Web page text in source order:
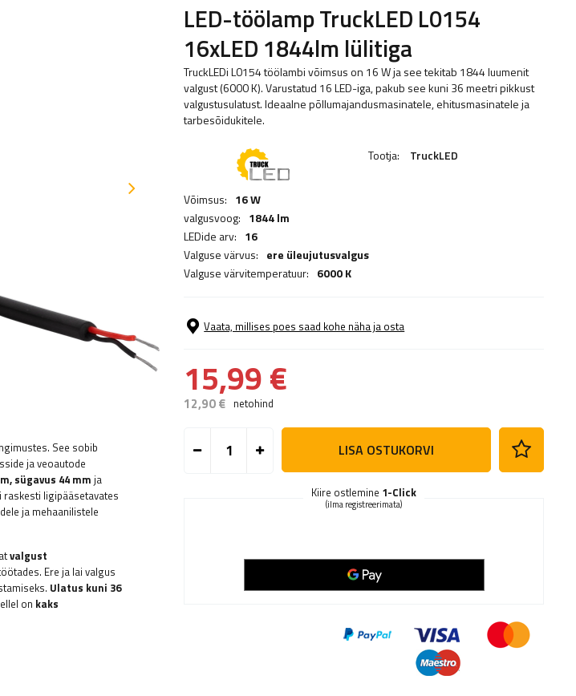
LED-töölamp TruckLED L0154
16xLED 1844lm lülitiga
TruckLEDi L0154 töölambi võimsus on 16 W ja see tekitab 1844 luumenit
valgust (6000 K). Varustatud 16 LED-iga, pakub see kuni 36 meetri pikkust
valgustusulatust. Ideaalne põllumajandusmasinatele, ehitusmasinatele ja
tarbesõidukitele.
Tootja: TruckLED
Võimsus: 16 W
valgusvoog: 1844 lm
LEDide arv: 16
Valguse värvus: ere üleujutusvalgus
Valguse värvitemperatuur: 6000 K
Vaata, millises poes saad kohe näha ja osta
15,99 €
12,90 € netohind
LISA OSTUKORVI
Kiire ostlemine 1-Click
(ilma registreerimata)
See sobib
ja veoautode
sügavus 44 mm ja
raskesti ligipääsetavates
ja mehaanilistele
valgust
Ere ja lai valgus
Ulatus kuni 36
on kaks